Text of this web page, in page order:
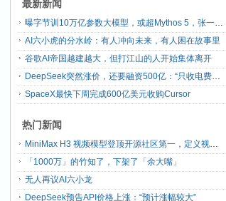
最新新闻
曝字节训10万亿参数大模型，或超Mythos 5，张一鸣、梁汝波先后发声
AI六小虎的分水岭：有人冲向未来，有人困在故事里
谷歌AI帝国越建越大，但打江山的人开始集体离开
DeepSeek突然涨价，还要融资500亿：“只收电费钱”的梁文锋，变了吗？
SpaceX最快下周完成600亿美元收购Cursor
热门新闻
MiniMax H3 视频模型登顶开源社区第一，定义视频模型领域“斩杀线”
「1000万」的竹知了，下架了「余大嘴」
无人再议AI六小龙
DeepSeek预告API价格上涨：“预计涨幅较大”